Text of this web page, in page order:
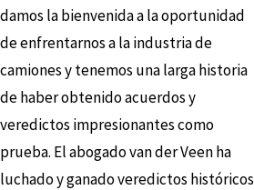
damos la bienvenida a la oportunidad
de enfrentarnos a la industria de
camiones y tenemos una larga historia
de haber obtenido acuerdos y
veredictos impresionantes como
prueba. El abogado van der Veen ha
luchado y ganado veredictos históricos